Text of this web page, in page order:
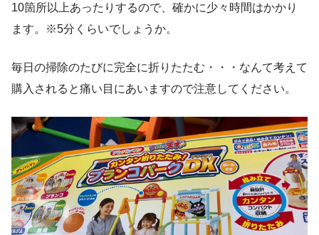
10箇所以上あったりするので、確かに少々時間はかかり
ます。※5分くらいでしょうか。
毎日の掃除のたびに完全に折りたたむ・・・なんて考えて
購入されると痛い目にあいますので注意してください。